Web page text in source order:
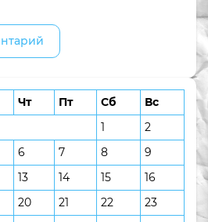
Чт Пт Сб
Вс
1
2
6 7 8
9
13 14 15
16
20 21 22
23